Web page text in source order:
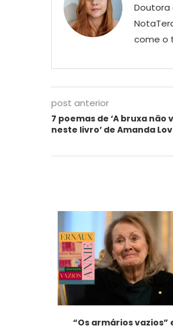
Doutora
come o
post anterior
7 poemas de ‘A bruxa
neste livro’ de Amanda
“Os armários vazios”